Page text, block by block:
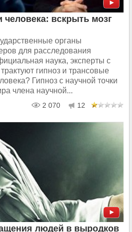
человека: вскрыть мозг
органы
для расследования
наука, эксперты с
гипноз и трансовые
Гипноз с научной точки
члена научной...
2 070 12
людей в выродков